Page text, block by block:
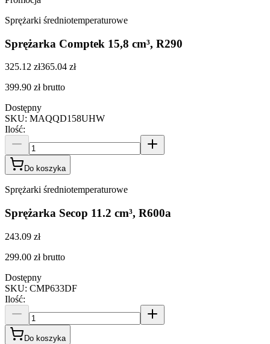
Sprężarki średniotemperaturowe
Sprężarka Comptek 15,8 cm³, R290
325.12 zł365.04 zł
399.90 zł brutto
Dostępny
SKU: MAQQD158UHW
Ilość:
Do koszyka
Sprężarki średniotemperaturowe
Sprężarka Secop 11.2 cm³, R600a
243.09 zł
299.00 zł brutto
Dostępny
SKU: CMP633DF
Ilość:
Do koszyka